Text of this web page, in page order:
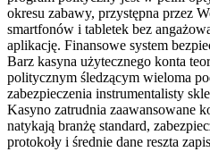
okresu zabawy, przystępna przez
smartfonów i tabletek bez
aplikację. Finansowe system
Barz kasyna użytecznego konta
politycznym śledzącym wieloma
zabezpieczenia instrumentalisty
Kasyno zatrudnia zaawansowane
natykają branżę standard,
protokoły i średnie dane reszta